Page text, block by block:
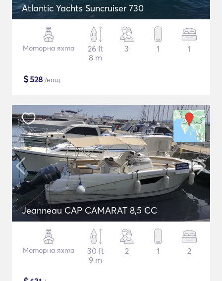
Atlantic Yachts Suncruiser 730
Моторна яхта
26 ft
8 m
3 1 1
$528 /нощ
Jeanneau CAP CAMARAT 8,5 CC
Моторна яхта
30 ft
9 m
2 1 2